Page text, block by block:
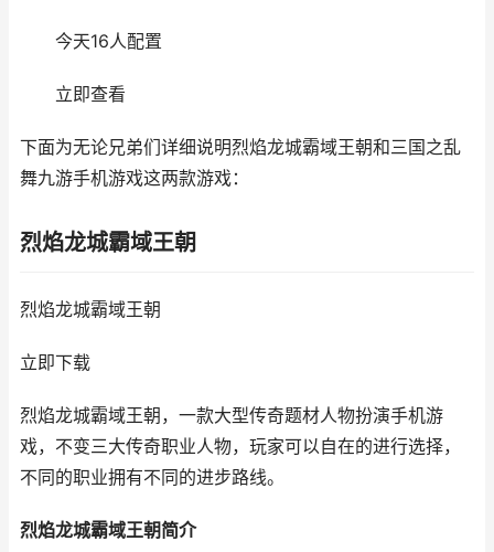
今天16人配置
立即查看
下面为无论兄弟们详细说明烈焰龙城霸域王朝和三国之乱
舞九游手机游戏这两款游戏：
烈焰龙城霸域王朝
烈焰龙城霸域王朝
立即下载
烈焰龙城霸域王朝，一款大型传奇题材人物扮演手机游
戏，不变三大传奇职业人物，玩家可以自在的进行选择，
不同的职业拥有不同的进步路线。
烈焰龙城霸域王朝简介